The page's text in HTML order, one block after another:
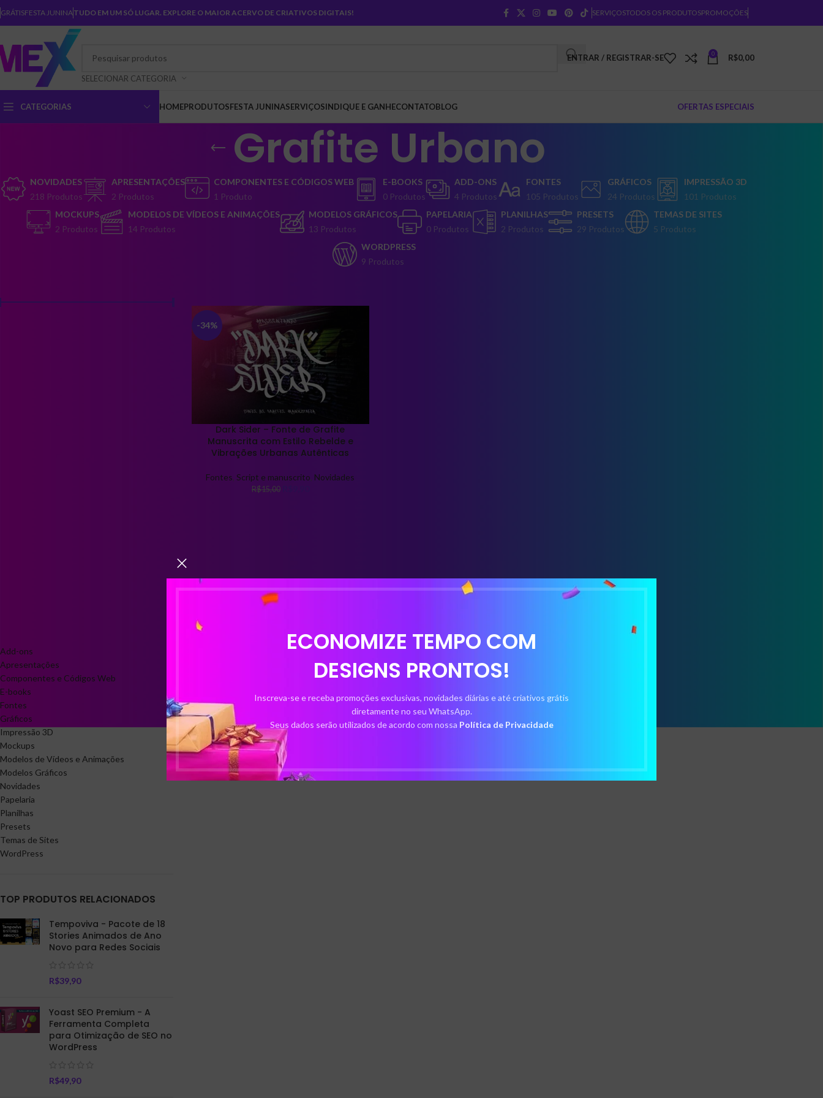
ECONOMIZE TEMPO COM
DESIGNS PRONTOS!
Inscreva-se e receba promoções exclusivas, novidades diárias e até criativos grátis
diretamente no seu WhatsApp.
Seus dados serão utilizados de acordo com nossa Política de Privacidade
GRÁTISFESTA JUNINATUDO EM UM SÓ LUGAR. EXPLORE O MAIOR ACERVO DE CRIATIVOS DIGITAIS! SERVIÇOSTODOS OS PRODUTOSPROMOÇÕES
SELECIONAR CATEGORIA
ENTRAR / REGISTRAR-SE 0 R$0,00
CATEGORIAS HOMEPRODUTOSFESTA JUNINASERVIÇOSINDIQUE E GANHECONTATOBLOG OFERTAS ESPECIAIS
Grafite Urbano
NOVIDADES
218 Produtos
APRESENTAÇÕES
2 Produtos
COMPONENTES E CÓDIGOS WEB
1 Produto
E-BOOKS
0 Produtos
ADD-ONS
4 Produtos
FONTES
105 Produtos
GRÁFICOS
24 Produtos
IMPRESSÃO 3D
101 Produtos
MOCKUPS
2 Produtos
MODELOS DE VÍDEOS E ANIMAÇÕES
14 Produtos
MODELOS GRÁFICOS
13 Produtos
PAPELARIA
0 Produtos
PLANILHAS
2 Produtos
PRESETS
29 Produtos
TEMAS DE SITES
5 Produtos
WORDPRESS
9 Produtos
Add-ons
Apresentações
Componentes e Códigos Web
E-books
Fontes
Gráficos
Impressão 3D
Mockups
Modelos de Vídeos e Animações
Modelos Gráficos
Novidades
Papelaria
Planilhas
Presets
Temas de Sites
WordPress
TOP PRODUTOS RELACIONADOS
Tempoviva - Pacote de 18
Stories Animados de Ano
Novo para Redes Sociais
R$39,90
Yoast SEO Premium - A
Ferramenta Completa
para Otimização de SEO no
WordPress
R$49,90
-34%
Dark Sider – Fonte de Grafite
Manuscrita com Estilo Rebelde e
Vibrações Urbanas Autênticas
Fontes,Script e manuscrito, Novidades
R$15,00